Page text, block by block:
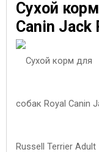
Сухой
Canin Jack